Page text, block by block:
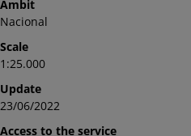
Ambit
Nacional
Scale
1:25.000
Update
23/06/2022
Access to the service